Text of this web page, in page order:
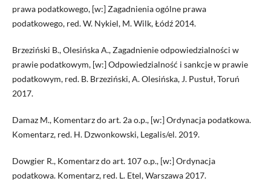
prawa podatkowego, [w:] Zagadnienia ogólne prawa
podatkowego, red. W. Nykiel, M. Wilk, Łódź 2014.
Brzeziński B., Olesińska A., Zagadnienie odpowiedzialności w
prawie podatkowym, [w:] Odpowiedzialność i sankcje w prawie
podatkowym, red. B. Brzeziński, A. Olesińska, J. Pustuł, Toruń
2017.
Damaz M., Komentarz do art. 2a o.p., [w:] Ordynacja podatkowa.
Komentarz, red. H. Dzwonkowski, Legalis/el. 2019.
Dowgier R., Komentarz do art. 107 o.p., [w:] Ordynacja
podatkowa. Komentarz, red. L. Etel, Warszawa 2017.